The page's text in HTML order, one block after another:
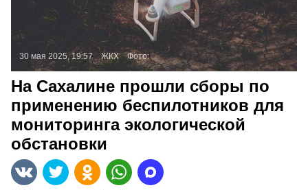
30 мая 2025, 19:57 ЖКХ Фото:
На Сахалине прошли сборы по
применению беспилотников для
мониторинга экологической
обстановки